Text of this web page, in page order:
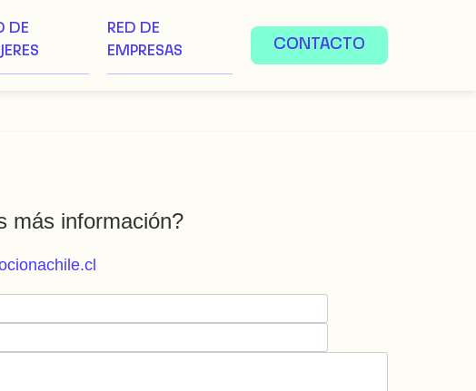
DE
RED DE
EMPRESAS
CONTACTO
más información?